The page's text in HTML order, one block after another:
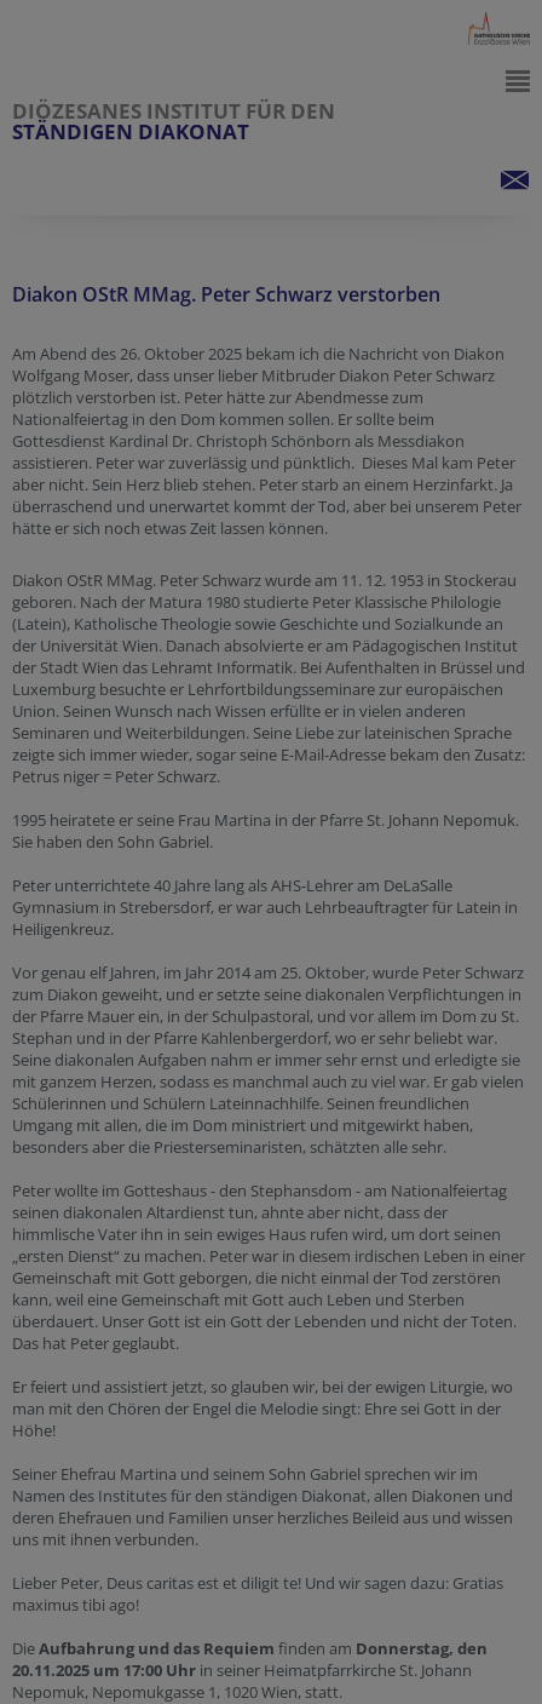
DIÖZESANES INSTITUT FÜR DEN
STÄNDIGEN DIAKONAT
Diakon OStR MMag. Peter Schwarz verstorben
Am Abend des 26. Oktober 2025 bekam ich die Nachricht von Diakon
Wolfgang Moser, dass unser lieber Mitbruder Diakon Peter Schwarz
plötzlich verstorben ist. Peter hätte zur Abendmesse zum
Nationalfeiertag in den Dom kommen sollen. Er sollte beim
Gottesdienst Kardinal Dr. Christoph Schönborn als Messdiakon
assistieren. Peter war zuverlässig und pünktlich. Dieses Mal kam Peter
aber nicht. Sein Herz blieb stehen. Peter starb an einem Herzinfarkt. Ja
überraschend und unerwartet kommt der Tod, aber bei unserem Peter
hätte er sich noch etwas Zeit lassen können.
Diakon OStR MMag. Peter Schwarz wurde am 11. 12. 1953 in Stockerau
geboren. Nach der Matura 1980 studierte Peter Klassische Philologie
(Latein), Katholische Theologie sowie Geschichte und Sozialkunde an
der Universität Wien. Danach absolvierte er am Pädagogischen Institut
der Stadt Wien das Lehramt Informatik. Bei Aufenthalten in Brüssel und
Luxemburg besuchte er Lehrfortbildungsseminare zur europäischen
Union. Seinen Wunsch nach Wissen erfüllte er in vielen anderen
Seminaren und Weiterbildungen. Seine Liebe zur lateinischen Sprache
zeigte sich immer wieder, sogar seine E-Mail-Adresse bekam den Zusatz:
Petrus niger = Peter Schwarz.
1995 heiratete er seine Frau Martina in der Pfarre St. Johann Nepomuk.
Sie haben den Sohn Gabriel.
Peter unterrichtete 40 Jahre lang als AHS-Lehrer am DeLaSalle
Gymnasium in Strebersdorf, er war auch Lehrbeauftragter für Latein in
Heiligenkreuz.
Vor genau elf Jahren, im Jahr 2014 am 25. Oktober, wurde Peter Schwarz
zum Diakon geweiht, und er setzte seine diakonalen Verpflichtungen in
der Pfarre Mauer ein, in der Schulpastoral, und vor allem im Dom zu St.
Stephan und in der Pfarre Kahlenbergerdorf, wo er sehr beliebt war.
Seine diakonalen Aufgaben nahm er immer sehr ernst und erledigte sie
mit ganzem Herzen, sodass es manchmal auch zu viel war. Er gab vielen
Schülerinnen und Schülern Lateinnachhilfe. Seinen freundlichen
Umgang mit allen, die im Dom ministriert und mitgewirkt haben,
besonders aber die Priesterseminaristen, schätzten alle sehr.
Peter wollte im Gotteshaus - den Stephansdom - am Nationalfeiertag
seinen diakonalen Altardienst tun, ahnte aber nicht, dass der
himmlische Vater ihn in sein ewiges Haus rufen wird, um dort seinen
„ersten Dienst“ zu machen. Peter war in diesem irdischen Leben in einer
Gemeinschaft mit Gott geborgen, die nicht einmal der Tod zerstören
kann, weil eine Gemeinschaft mit Gott auch Leben und Sterben
überdauert. Unser Gott ist ein Gott der Lebenden und nicht der Toten.
Das hat Peter geglaubt.
Er feiert und assistiert jetzt, so glauben wir, bei der ewigen Liturgie, wo
man mit den Chören der Engel die Melodie singt: Ehre sei Gott in der
Höhe!
Seiner Ehefrau Martina und seinem Sohn Gabriel sprechen wir im
Namen des Institutes für den ständigen Diakonat, allen Diakonen und
deren Ehefrauen und Familien unser herzliches Beileid aus und wissen
uns mit ihnen verbunden.
Lieber Peter, Deus caritas est et diligit te! Und wir sagen dazu: Gratias
maximus tibi ago!
DieAufbahrung und das Requiem finden am Donnerstag, den
20.11.2025 um 17:00 Uhr in seiner Heimatpfarrkirche St. Johann
Nepomuk, Nepomukgasse 1, 1020 Wien, statt.